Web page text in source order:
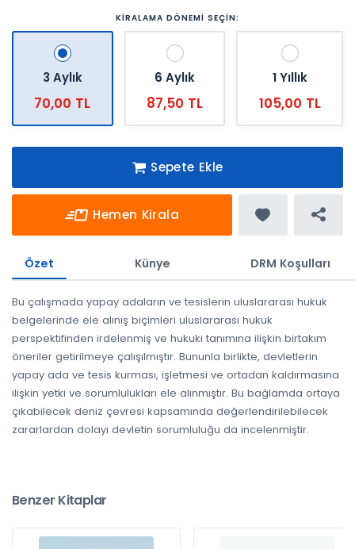
KİRALAMA DÖNEMİ SEÇİN:
3 Aylık
70,00 TL
6 Aylık
87,50 TL
1 Yıllık
105,00 TL
Sepete Ekle
Hemen Kirala
Özet Künye DRM Koşulları
Bu çalışmada yapay adaların ve tesislerin uluslararası hukuk
belgelerinde ele alınış biçimleri uluslararası hukuk
perspektifinden irdelenmiş ve hukuki tanımına ilişkin birtakım
öneriler getirilmeye çalışılmıştır. Bununla birlikte, devletlerin
yapay ada ve tesis kurması, işletmesi ve ortadan kaldırmasına
ilişkin yetki ve sorumlulukları ele alınmıştır. Bu bağlamda ortaya
çıkabilecek deniz çevresi kapsamında değerlendirilebilecek
zararlardan dolayı devletin sorumluluğu da incelenmiştir.
Benzer Kitaplar